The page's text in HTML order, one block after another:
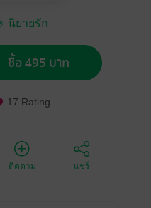
นิยายรัก
ซื้อ 495 บาท
17 Rating
ติดตาม แชร์